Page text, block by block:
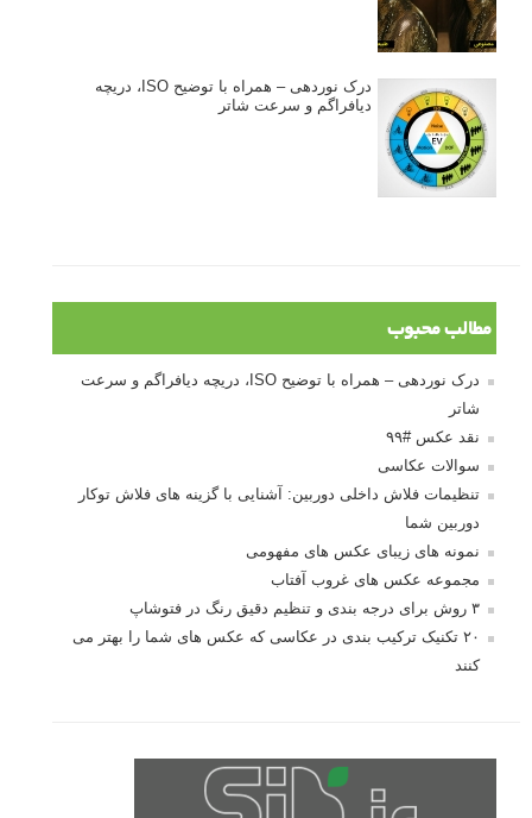
درک نوردهی – همراه با توضیح ISO، دریچه
دیافراگم و سرعت شاتر
مطالب محبوب
درک نوردهی – همراه با توضیح ISO، دریچه دیافراگم و سرعت
شاتر
نقد عکس #۹۹
سوالات عکاسی
تنظیمات فلاش داخلی دوربین: آشنایی با گزینه های فلاش توکار
دوربین شما
نمونه های زیبای عکس های مفهومی
مجموعه عکس های غروب آفتاب
۳ روش برای درجه بندی و تنظیم دقیق رنگ در فتوشاپ
۲۰ تکنیک ترکیب بندی در عکاسی که عکس های شما را بهتر می
کنند